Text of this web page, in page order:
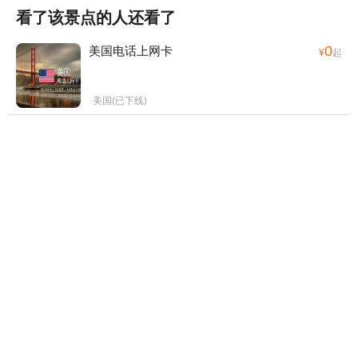
看了该景点的人还看了
美国电话上网卡 ¥0起
美国(已下线)